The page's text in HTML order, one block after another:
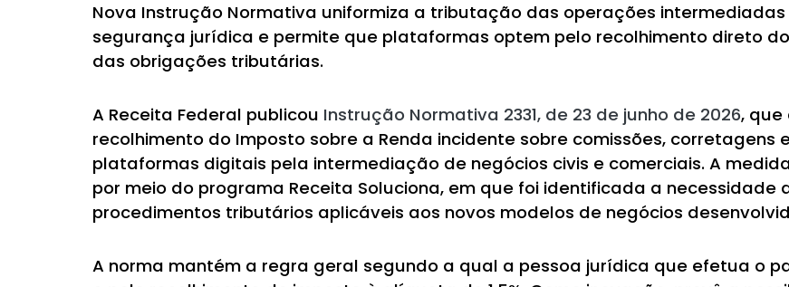
Nova Instrução Normativa uniformiza a tributação das operações
segurança jurídica e permite que plataformas optem pelo recolhimento direto
das obrigações tributárias.
A Receita Federal publicou Instrução Normativa 2331, de 23 de junho de 2026, que
recolhimento do Imposto sobre a Renda incidente sobre comissões,
plataformas digitais pela intermediação de negócios civis e comerciais. A
por meio do programa Receita Soluciona, em que foi identificada a necessidade
procedimentos tributários aplicáveis aos novos modelos de negócios
A norma mantém a regra geral segundo a qual a pessoa jurídica que efetua o